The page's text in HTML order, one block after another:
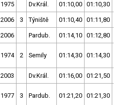
1975 Dv.Král. 01:10,00 01:10,30
2006 3 Týniště 01:10,40 01:11,80
2006 Pardub. 01:14,10 01:12,80
1974 2 Semily 01:14,30 01:14,30
2003 Dv.Král. 01:16,00 01:21,50
1977 3 Pardub. 01:21,20 01:21,30